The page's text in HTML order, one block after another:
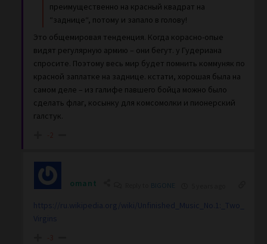
преимущественно на красный квадрат на
“заднице“, потому и запало в голову!
Это общемировая тенденция. Когда корасно-опые
видят регулярную армию – они бегут. у Гудериана
спросите. Поэтому весь мир будет помнить коммуняк по
красной заплатке на заднице. кстати, хорошая была на
самом деле – из галифе павшего бойца можно было
сделать флаг, косынку для комсомолки и пионерский
галстук.
omant BIGONE
https://ru.wikipedia.org/wiki/Unfinished_Music_No.1:_Two_
Virgins
-3